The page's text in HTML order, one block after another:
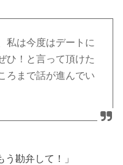
私は今度はデートに
ひ！と言って頂けた
ろまで話が進んでい
う勘弁して！」